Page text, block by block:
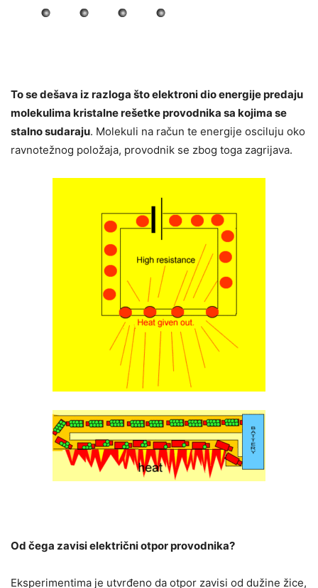
To se dešava iz razloga što elektroni dio energije predaju
molekulima kristalne rešetke provodnika sa kojima se
stalno sudaraju. Molekuli na račun te energije osciluju oko
ravnotežnog položaja, provodnik se zbog toga zagrijava.
Od čega zavisi električni otpor provodnika?
Eksperimentima je utvrđeno da otpor zavisi od dužine žice,